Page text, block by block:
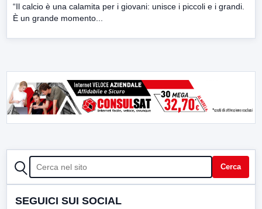
“Il calcio è una calamita per i giovani: unisce i piccoli e i grandi.
È un grande momento...
CERCA Cerca
SEGUICI SUI SOCIAL